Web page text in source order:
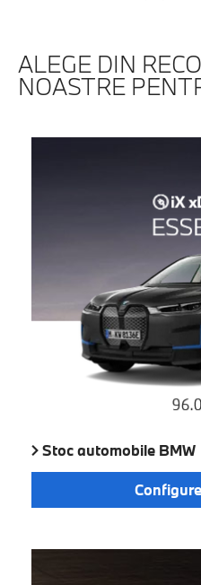
ALEGE DIN
NOASTRE
Stoc automobile BMW